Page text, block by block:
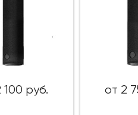
100 руб. от 2